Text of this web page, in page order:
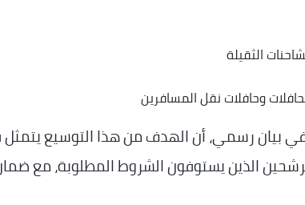
في بيان رسمي، أن الهدف من هذا التوسيع
الذين يستوفون الشروط المطلوبة، مع